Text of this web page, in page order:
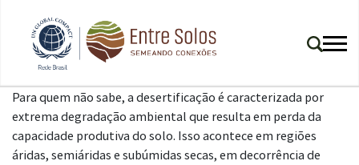
Para quem não sabe, a desertificação é caracterizada por
extrema degradação ambiental que resulta em perda da
capacidade produtiva do solo. Isso acontece em regiões
áridas, semiáridas e subúmidas secas, em decorrência de